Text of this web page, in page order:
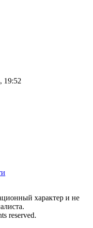
19:52
характер и не
reserved.